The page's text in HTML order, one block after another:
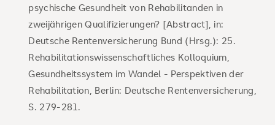
psychische Gesundheit von Rehabilitanden in
zweijährigen Qualifizierungen? [Abstract], in:
Deutsche Rentenversicherung Bund (Hrsg.): 25.
Rehabilitationswissenschaftliches Kolloquium,
Gesundheitssystem im Wandel - Perspektiven der
Rehabilitation, Berlin: Deutsche Rentenversicherung,
S. 279-281.